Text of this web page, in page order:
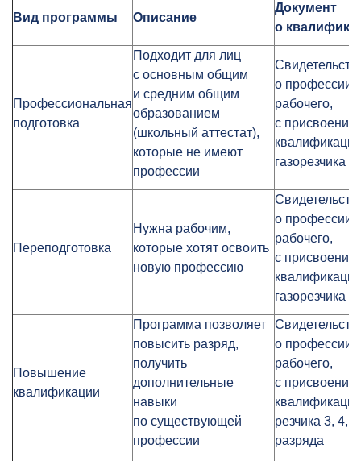
Вид программы Описание
Документ
о
Профессиональная
подготовка
Подходит для лиц
с основным общим
и средним общим
образованием
(школьный аттестат),
которые не имеют
профессии
о профессии
рабочего,
с
квалификации
газорезчика
Переподготовка
Нужна рабочим,
которые хотят освоить
новую профессию
о профессии
рабочего,
с
квалификации
газорезчика
Повышение
квалификации
Программа позволяет
повысить разряд,
получить
дополнительные
навыки
по существующей
профессии
о профессии
рабочего,
с
квалификации
резчика 3, 4, 5
разряда